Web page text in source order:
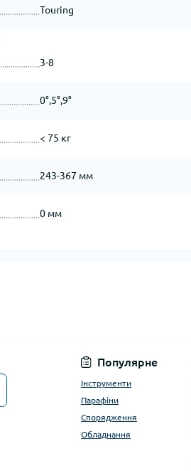
Touring
3-8
0°,5°,9°
< 75 кг
243-367 мм
0 мм
Популярне
Інструменти
Парафіни
Спорядження
Обладнання